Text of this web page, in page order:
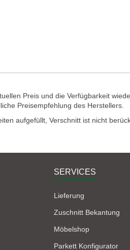
Preis und die Verfügbarkeit
Preisempfehlung des Herstellers.
aufgefüllt, Verschnitt ist nicht
SERVICES
Lieferung
Zuschnitt Bekantung
Möbelshop
Parkett Konfigurator